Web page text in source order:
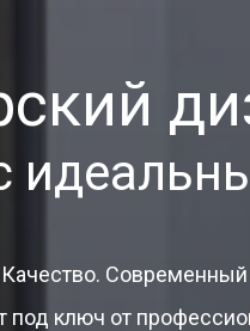
под ключ от